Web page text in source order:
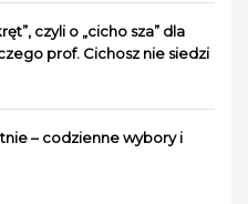
czyli o „cicho sza” dla
prof. Cichosz nie siedzi
– codzienne wybory i